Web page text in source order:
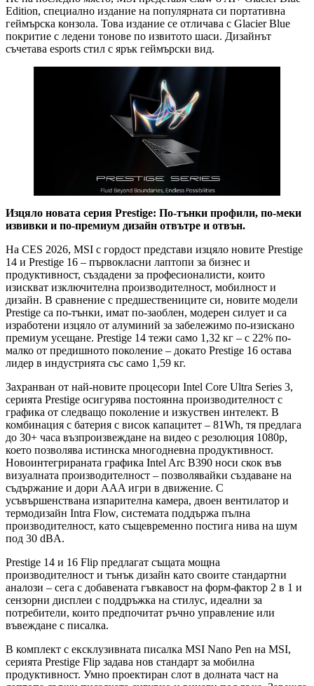
Edition, специално издание на популярната си портативна
геймърска конзола. Това издание се отличава с Glacier Blue
покритие с ледени тонове по извитото шаси. Дизайнът
съчетава esports стил с ярък геймърски вид.
Изцяло новата серия Prestige: По-тънки профили, по-меки
извивки и по-премиум дизайн отвътре и отвън.
На CES 2026, MSI с гордост представи изцяло новите Prestige
14 и Prestige 16 – първокласни лаптопи за бизнес и
продуктивност, създадени за професионалисти, които
изискват изключителна производителност, мобилност и
дизайн. В сравнение с предшествениците си, новите модели
Prestige са по-тънки, имат по-заоблен, модерен силует и са
изработени изцяло от алуминий за забележимо по-изискано
премиум усещане. Prestige 14 тежи само 1,32 кг – с 22% по-
малко от предишното поколение – докато Prestige 16 остава
лидер в индустрията със само 1,59 кг.
Захранван от най-новите процесори Intel Core Ultra Series 3,
серията Prestige осигурява постоянна производителност с
графика от следващо поколение и изкуствен интелект. В
комбинация с батерия с висок капацитет – 81Wh, тя предлага
до 30+ часа възпроизвеждане на видео с резолюция 1080p,
което позволява истинска многодневна продуктивност.
Новоинтегрираната графика Intel Arc B390 носи скок във
визуалната производителност – позволявайки създаване на
съдържание и дори AAA игри в движение. С
усъвършенствана изпарителна камера, двоен вентилатор и
термодизайн Intra Flow, системата поддържа пълна
производителност, като същевременно постига нива на шум
под 30 dBA.
Prestige 14 и 16 Flip предлагат същата мощна
производителност и тънък дизайн като своите стандартни
аналози – сега с добавената гъвкавост на форм-фактор 2 в 1 и
сензорни дисплеи с поддръжка на стилус, идеални за
потребители, които предпочитат ръчно управление или
въвеждане с писалка.
В комплект с ексклузивната писалка MSI Nano Pen на MSI,
серията Prestige Flip задава нов стандарт за мобилна
продуктивност. Умно проектиран слот в долната част на